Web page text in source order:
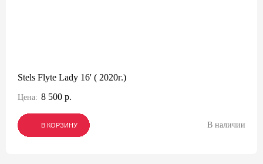
Stels Flyte Lady 16' ( 2020г.)
Цена: 8 500 р.
В КОРЗИНУ
В КОРЗИНУ
В КОРЗИНУ В наличии